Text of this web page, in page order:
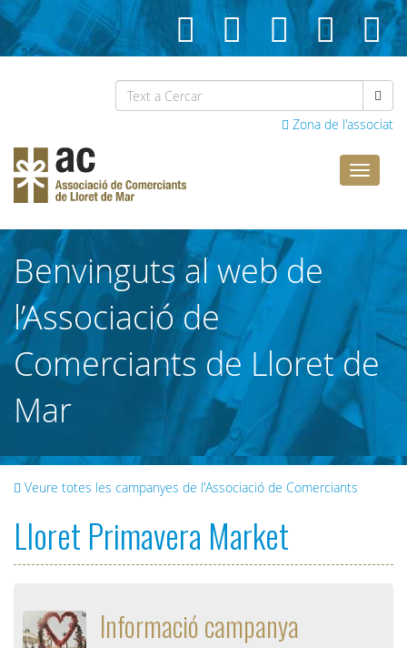
Zona de l'associat
Lloret
Benvinguts al web de
l’Associació de
Comerciants de Lloret de
Mar
Veure totes les campanyes de l'Associació de Comerciants
Lloret Primavera Market
Informació campanya